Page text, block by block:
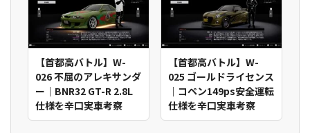
【首都高バトル】W-
026 不屈のアレキサンダ
ー｜BNR32 GT-R 2.8L
仕様を辛口実車考察
【首都高バトル】W-
025 ゴールドライセンス
｜コペン149ps安全運転
仕様を辛口実車考察